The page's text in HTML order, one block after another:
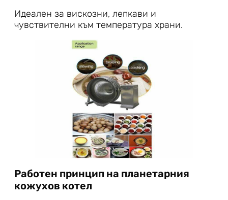
Идеален за вискозни, лепкави и
чувствителни към температура храни.
Работен принцип на планетарния
кожухов котел